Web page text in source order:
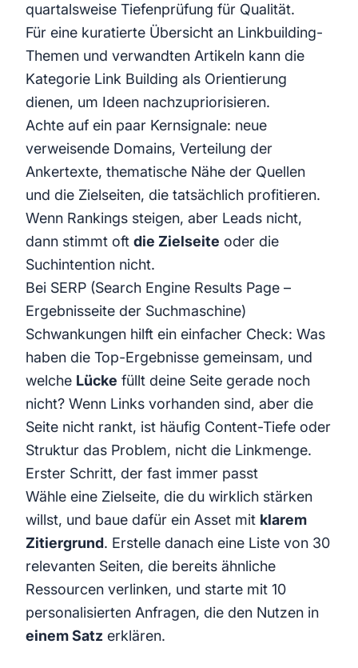
quartalsweise Tiefenprüfung für Qualität.
Für eine kuratierte Übersicht an Linkbuilding-
Themen und verwandten Artikeln kann die
Kategorie Link Building als Orientierung
dienen, um Ideen nachzupriorisieren.
Achte auf ein paar Kernsignale: neue
verweisende Domains, Verteilung der
Ankertexte, thematische Nähe der Quellen
und die Zielseiten, die tatsächlich profitieren.
Wenn Rankings steigen, aber Leads nicht,
dann stimmt oft die Zielseite oder die
Suchintention nicht.
Bei SERP (Search Engine Results Page –
Ergebnisseite der Suchmaschine)
Schwankungen hilft ein einfacher Check: Was
haben die Top-Ergebnisse gemeinsam, und
welche Lücke füllt deine Seite gerade noch
nicht? Wenn Links vorhanden sind, aber die
Seite nicht rankt, ist häufig Content-Tiefe oder
Struktur das Problem, nicht die Linkmenge.
Erster Schritt, der fast immer passt
Wähle eine Zielseite, die du wirklich stärken
willst, und baue dafür ein Asset mit klarem
Zitiergrund. Erstelle danach eine Liste von 30
relevanten Seiten, die bereits ähnliche
Ressourcen verlinken, und starte mit 10
personalisierten Anfragen, die den Nutzen in
einem Satz erklären.